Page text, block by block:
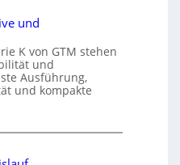
und
K von GTM stehen
und
Ausführung,
und kompakte